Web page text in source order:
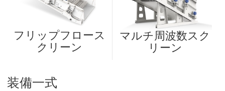
フリップフロース
クリーン
マルチ周波数スク
リーン
装備一式